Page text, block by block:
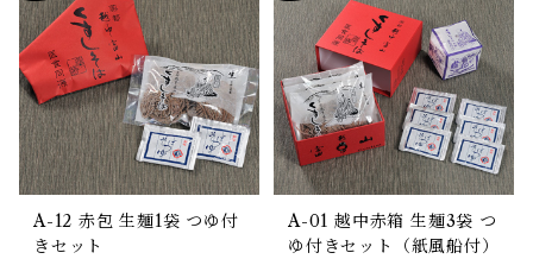
A-12 赤包 生麺1袋 つゆ付
きセット
A-01 越中赤箱 生麺3袋 つ
ゆ付きセット（紙風船付）